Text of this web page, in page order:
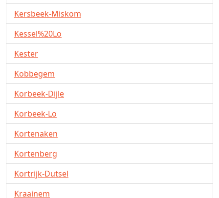
Kersbeek-Miskom
Kessel%20Lo
Kester
Kobbegem
Korbeek-Dijle
Korbeek-Lo
Kortenaken
Kortenberg
Kortrijk-Dutsel
Kraainem